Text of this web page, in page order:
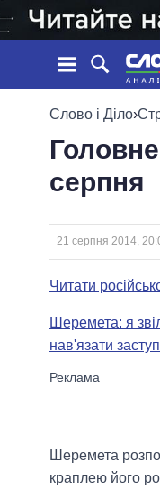
СТРІЧКА
ПОДІЇ
ДУМКИ
ОГЛЯДИ
ДАЙДЖЕСТИ
УСІ
ПРЕЗИДЕНТ І
ВЕРХОВНА
ГОЛОВИ
Слово і Діло›
серпня
21 серпня 2014,
Читати
Шеремета: я
нав'язати
Шеремета
краплею його